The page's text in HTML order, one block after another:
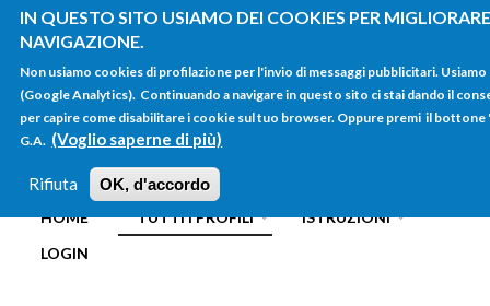
IN QUESTO SITO USIAMO DEI COOKIES PER
NAVIGAZIONE.
Non usiamo cookies di profilazione per l'invio di messaggi pubblicitari.
(Google Analytics). Continuando a navigare in questo sito ci stai dando il
per capire come disabilitare i cookie sul tuo browser. Oppure premi il
G.A. (Voglio saperne di più)
Rifiuta OK, d'accordo
Salta al contenuto principale
FORM
DI
RICERCA
Main menu
HOME TUTTI I PROFILI
ISTRUZIONI
LOGIN